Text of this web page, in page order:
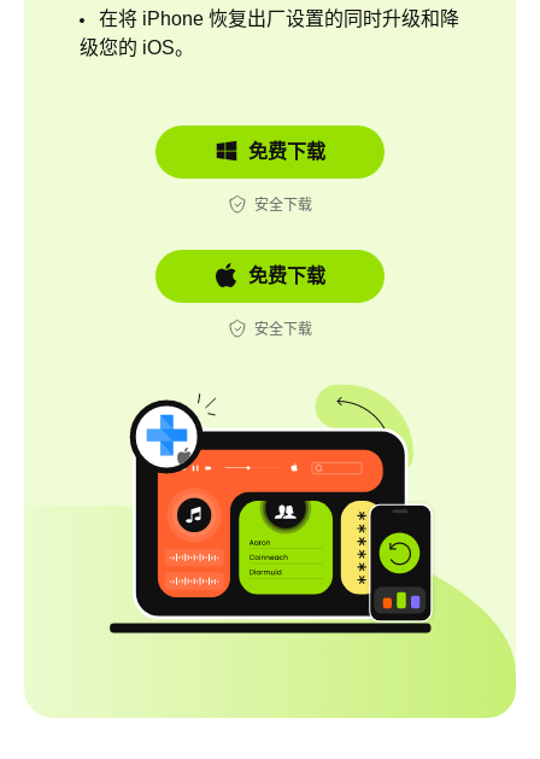
在将 iPhone 恢复出厂设置的同时升级和降
级您的 iOS。
免费下载
安全下载
免费下载
安全下载